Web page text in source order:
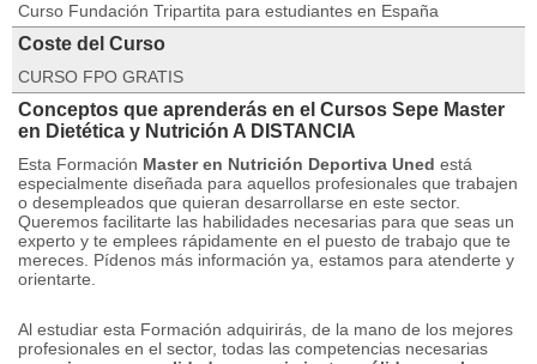
Curso Fundación Tripartita para estudiantes en España
Coste del Curso
CURSO FPO GRATIS
Conceptos que aprenderás en el Cursos Sepe Master
en Dietética y Nutrición A DISTANCIA
Esta Formación Master en Nutrición Deportiva Uned está
especialmente diseñada para aquellos profesionales que trabajen
o desempleados que quieran desarrollarse en este sector.
Queremos facilitarte las habilidades necesarias para que seas un
experto y te emplees rápidamente en el puesto de trabajo que te
mereces. Pídenos más información ya, estamos para atenderte y
orientarte.
Al estudiar esta Formación adquirirás, de la mano de los mejores
profesionales en el sector, todas las competencias necesarias